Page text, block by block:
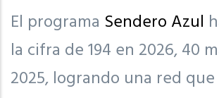
El programa Sendero Azul
la cifra de 194 en 2026, 40
2025, logrando una red